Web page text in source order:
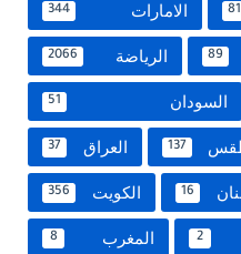
81 الامارات 344
89 الرياضة 2066
السودان 51
137 العراق 37
16 الكويت 356
2 المغرب 8